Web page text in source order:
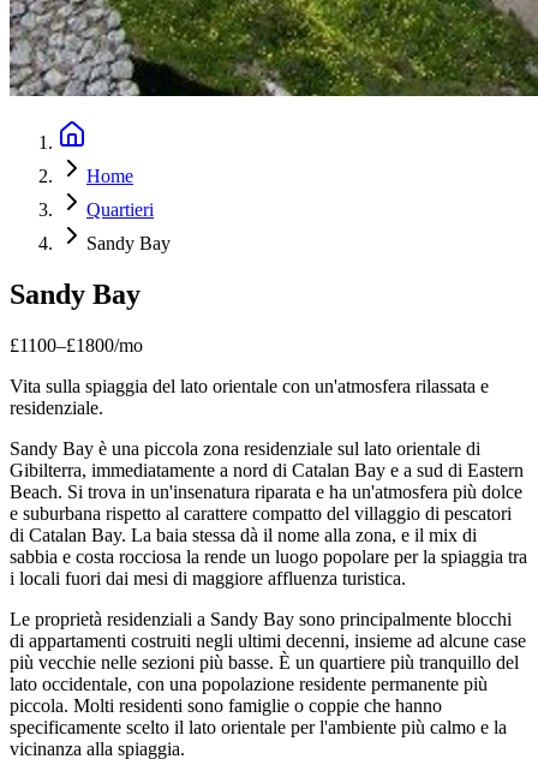
Home
Quartieri
Sandy Bay
Sandy Bay
£1100–£1800/mo
Vita sulla spiaggia del lato orientale con un'atmosfera rilassata e
residenziale.
Sandy Bay è una piccola zona residenziale sul lato orientale di
Gibilterra, immediatamente a nord di Catalan Bay e a sud di Eastern
Beach. Si trova in un'insenatura riparata e ha un'atmosfera più dolce
e suburbana rispetto al carattere compatto del villaggio di pescatori
di Catalan Bay. La baia stessa dà il nome alla zona, e il mix di
sabbia e costa rocciosa la rende un luogo popolare per la spiaggia tra
i locali fuori dai mesi di maggiore affluenza turistica.
Le proprietà residenziali a Sandy Bay sono principalmente blocchi
di appartamenti costruiti negli ultimi decenni, insieme ad alcune case
più vecchie nelle sezioni più basse. È un quartiere più tranquillo del
lato occidentale, con una popolazione residente permanente più
piccola. Molti residenti sono famiglie o coppie che hanno
specificamente scelto il lato orientale per l'ambiente più calmo e la
vicinanza alla spiaggia.